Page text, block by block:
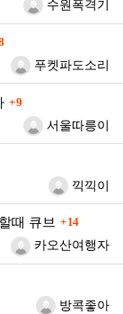
등록자수원폭격기
등록자푸켓파도소리
댓글
9
등록자서울따릉이
등록자끽끽이
때 큐브 댓글
14
등록자카오산여행자
등록자방콕좋아